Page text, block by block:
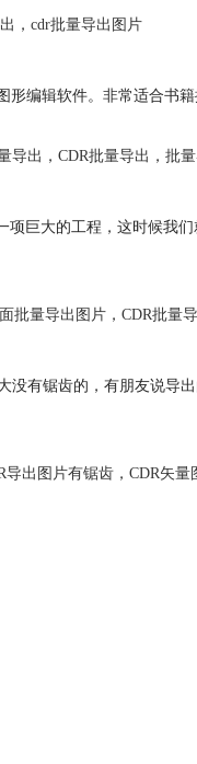
， cdr批量导出图片
编辑软件。非常适合书
导出 ， CDR批量导出 ， 批
巨大的工程，这时候我
批量导出图片 ， CDR批量
有锯齿的，有朋友说导
导出图片有锯齿 ， CDR矢量